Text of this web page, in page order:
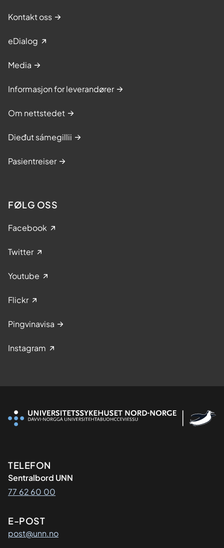
Kontakt oss
eDialog
Media
Informasjon for leverandører
Om nettstedet
Dieđut sámegillii
Pasientreiser
FØLG OSS
Facebook
Twitter
Youtube
Flickr
Pingvinavisa
Instagram
Kontaktinformasjon
TELEFON
Sentralbord UNN
77 62 60 00
E-POST
post@unn.no